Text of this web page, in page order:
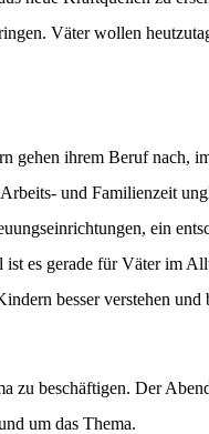
Väter wollen
ihrem Beruf nach,
und Familienzeit
ein
es gerade für Väter im
besser verstehen
beschäftigen. Der
um das Thema.